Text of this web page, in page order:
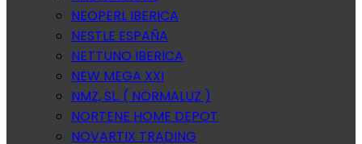
NEOPERL IBERICA
NESTLE ESPAÑA
NETTUNO IBERICA
NEW MEGA XXI
NMZ, SL. ( NORMALUZ )
NORTENE HOME DEPOT
NOVARTIX TRADING